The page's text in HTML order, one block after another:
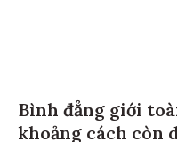
Bình đẳng giới
khoảng cách còn